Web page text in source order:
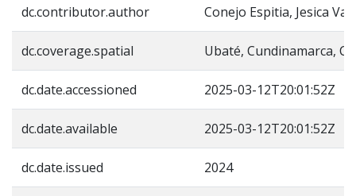
dc.contributor.author Conejo Espitia, Jesica
dc.coverage.spatial Ubaté, Cundinamarca,
dc.date.accessioned 2025-03-12T20:01:52Z
dc.date.available 2025-03-12T20:01:52Z
dc.date.issued 2024